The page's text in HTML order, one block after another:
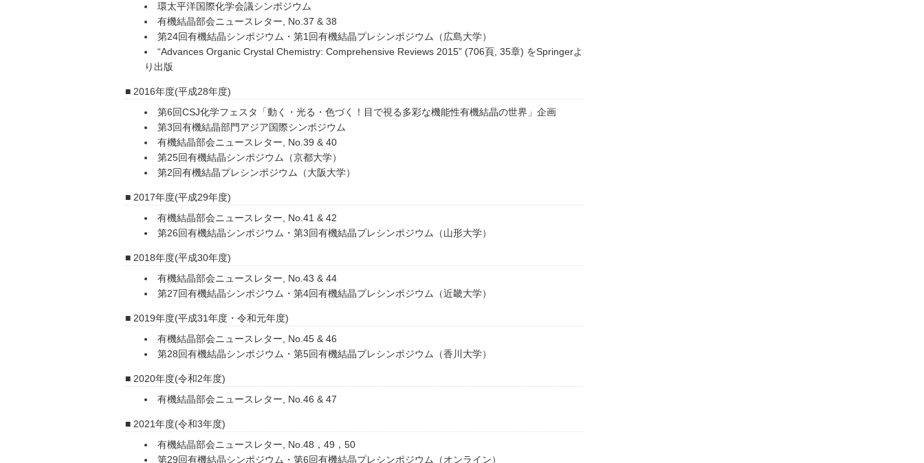
環太平洋国際化学会議シンポジウム
有機結晶部会ニュースレター, No.37 & 38
第24回有機結晶シンポジウム・第1回有機結晶プレシンポジウム（広島大学）
“Advances Organic Crystal Chemistry: Comprehensive Reviews 2015” (706頁, 35章) をSpringerよ
り出版
2016年度(平成28年度)
第6回CSJ化学フェスタ「動く・光る・色づく！目で視る多彩な機能性有機結晶の世界」企画
第3回有機結晶部門アジア国際シンポジウム
有機結晶部会ニュースレター, No.39 & 40
第25回有機結晶シンポジウム（京都大学）
第2回有機結晶プレシンポジウム（大阪大学）
2017年度(平成29年度)
有機結晶部会ニュースレター, No.41 & 42
第26回有機結晶シンポジウム・第3回有機結晶プレシンポジウム（山形大学）
2018年度(平成30年度)
有機結晶部会ニュースレター, No.43 & 44
第27回有機結晶シンポジウム・第4回有機結晶プレシンポジウム（近畿大学）
2019年度(平成31年度・令和元年度)
有機結晶部会ニュースレター, No.45 & 46
第28回有機結晶シンポジウム・第5回有機結晶プレシンポジウム（香川大学）
2020年度(令和2年度)
有機結晶部会ニュースレター, No.46 & 47
2021年度(令和3年度)
有機結晶部会ニュースレター, No.48，49，50
第29回有機結晶シンポジウム・第6回有機結晶プレシンポジウム（オンライン）